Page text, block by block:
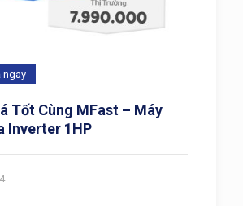
ngay
Tốt Cùng MFast – Máy
Inverter 1HP